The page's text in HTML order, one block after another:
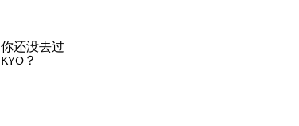
你还没去过
KYO？